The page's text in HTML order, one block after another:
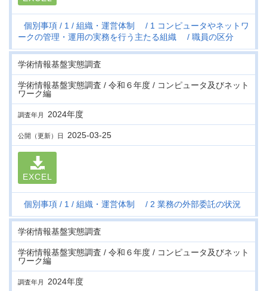
個別事項 1 組織・運営体制
1 コンピュータやネットワ
ークの管理・運用の実務を行う主たる組織
職員の区分
学術情報基盤実態調査
学術情報基盤実態調査 / 令和６年度 / コンピュータ及びネット
ワーク編
調査年月 2024年度
公開（更新）日 2025-03-25
EXCEL
個別事項 1 組織・運営体制 2 業務の外部委託の状況
学術情報基盤実態調査
学術情報基盤実態調査 / 令和６年度 / コンピュータ及びネット
ワーク編
調査年月 2024年度